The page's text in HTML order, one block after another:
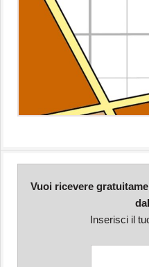
Vuoi ricevere
Inserisci il